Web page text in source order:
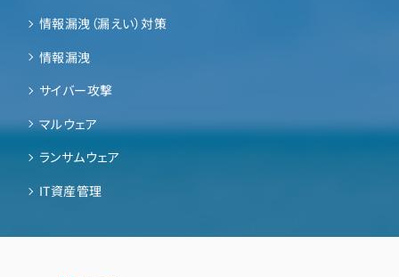
情報漏洩（漏えい）対策
情報漏洩
サイバー攻撃
マルウェア
ランサムウェア
IT資産管理